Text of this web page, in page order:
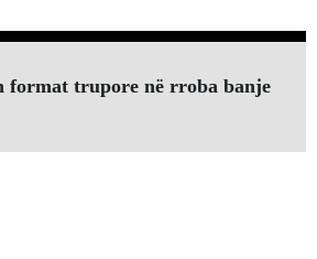
format trupore në rroba banje